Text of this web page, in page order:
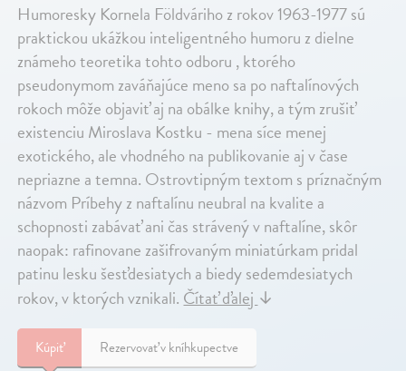
Humoresky Kornela Földváriho z rokov 1963-1977 sú
praktickou ukážkou inteligentného humoru z dielne
známeho teoretika tohto odboru , ktorého
pseudonymom zaváňajúce meno sa po naftalínových
rokoch môže objaviť aj na obálke knihy, a tým zrušiť
existenciu Miroslava Kostku - mena síce menej
exotického, ale vhodného na publikovanie aj v čase
nepriazne a temna. Ostrovtipným textom s príznačným
názvom Príbehy z naftalínu neubral na kvalite a
schopnosti zabávať ani čas strávený v naftalíne, skôr
naopak: rafinovane zašifrovaným miniatúrkam pridal
patinu lesku šesťdesiatych a biedy sedemdesiatych
rokov, v ktorých vznikali.Čítať ďalej↓
Kúpiť Rezervovať v kníhkupectve